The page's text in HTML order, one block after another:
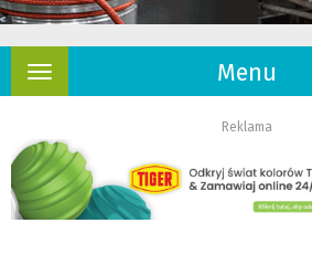
Menu
Rozwiń
Reklama